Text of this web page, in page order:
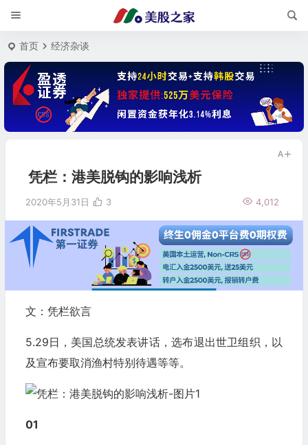
首页 经济杂谈
凭栏：港美脱钩的影响浅析
2020年5月31日 4,012
3
文：凭栏欲言
5.29日，美国总统发表讲话，选布退出世卫组织，以
及宣布要取消渔村特别待遇等等。
01